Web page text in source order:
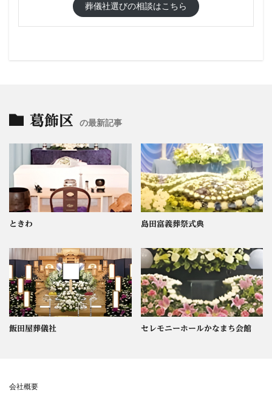
葬儀社選びの相談はこちら
葛飾区 の最新記事
ときわ 島田富義葬祭式典
飯田屋葬儀社 セレモニーホールかなまち会館
会社概要